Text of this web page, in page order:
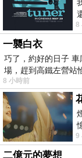
8
一襲白衣
巧了，約好的日子
場，趕到高鐵左營站
8 小時前
9
二億元的夢想